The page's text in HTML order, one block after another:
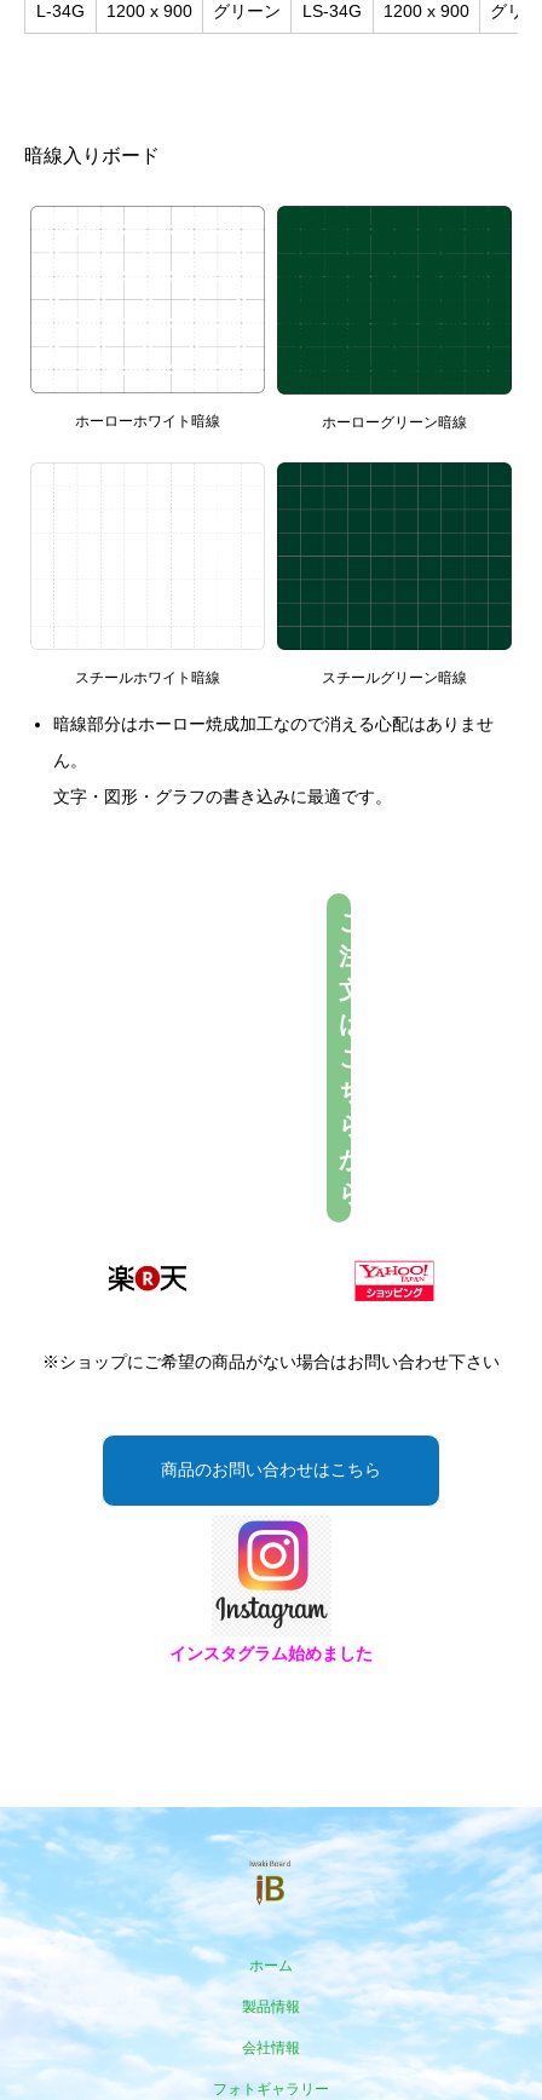
L-34G 1200 x 900 グリーン LS-34G 1200 x 900 グリ
暗線入りボード
ホーローホワイト暗線 ホーローグリーン暗線
スチールホワイト暗線 スチールグリーン暗線
暗線部分はホーロー焼成加工なので消える心配はありませ
ん。
文字・図形・グラフの書き込みに最適です。
ご
注
文
は
こ
ち
ら
か
ら
※ショップにご希望の商品がない場合はお問い合わせ下さい
商品のお問い合わせはこちら
インスタグラム始めました
ホーム
製品情報
会社情報
フォトギャラリー